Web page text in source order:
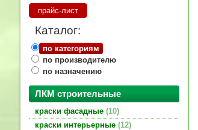
прайс-лист
Каталог:
по категориям
по производителю
по назначению
ЛКМ строительные
краски фасадные 10
краски интерьерные 12